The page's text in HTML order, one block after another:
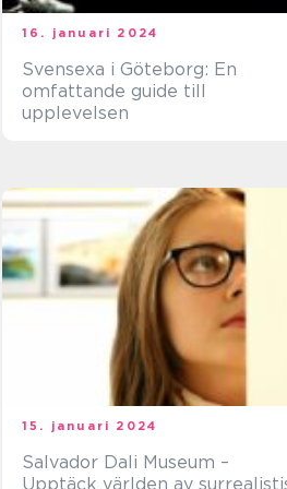
16. januari 2024
Svensexa i Göteborg: En
omfattande guide till
upplevelsen
15. januari 2024
Salvador Dali Museum –
Upptäck världen av